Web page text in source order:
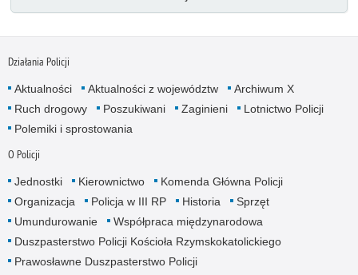
Działania Policji
Aktualności Aktualności z województw
Archiwum X
Ruch drogowy
Poszukiwani Zaginieni
Lotnictwo Policji
Polemiki i sprostowania
O Policji
Jednostki Kierownictwo
Komenda Główna Policji
Organizacja
Policja w III RP Historia
Sprzęt
Umundurowanie
Współpraca międzynarodowa
Duszpasterstwo Policji Kościoła Rzymskokatolickiego
Prawosławne Duszpasterstwo Policji